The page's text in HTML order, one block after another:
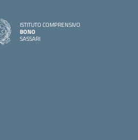
ISTITUTO COMPRENSIVO
BONO
SASSARI